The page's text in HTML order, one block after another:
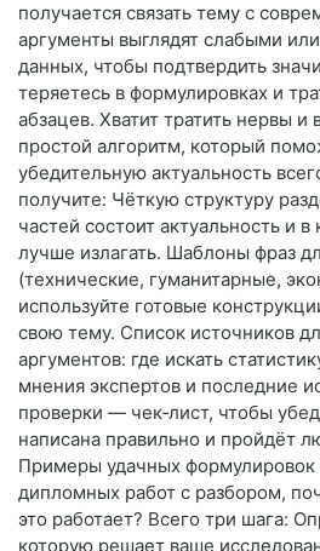
получается связать тему с
аргументы выглядят слабыми
данных, чтобы подтвердить
теряетесь в формулировках и
абзацев. Хватит тратить нервы
простой алгоритм, который
убедительную актуальность
получите: Чёткую структуру
частей состоит актуальность и
лучше излагать. Шаблоны фраз
(технические, гуманитарные,
используйте готовые
свою тему. Список источников
аргументов: где искать
мнения экспертов и последние
проверки — чек‑лист, чтобы
написана правильно и пройдёт
Примеры удачных формулировок
дипломных работ с разбором,
это работает? Всего три шага:
которую решает ваше